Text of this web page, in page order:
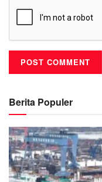
Berita Populer